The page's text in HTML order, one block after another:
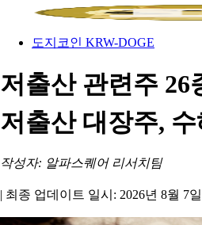
도지코인 KRW-DOGE
저출산 관련주 26
저출산 대장주,
작성자: 알파스퀘어 리서치팀
| 최종 업데이트 일시: 2026년 8월 7